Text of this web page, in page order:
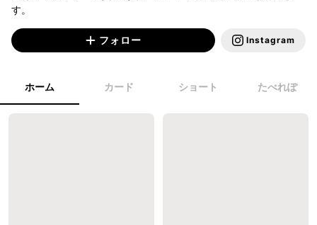
す。
フォロー Instagram
ホーム カード ショート たべれぽ